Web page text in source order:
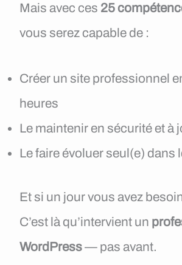
Mais avec ces 25
vous serez capable de :
Créer un site professionnel
heures
Le maintenir en sécurité et à
Le faire évoluer seul(e) dans
Et si un jour vous avez
C’est là qu’intervient un
WordPress— pas avant.